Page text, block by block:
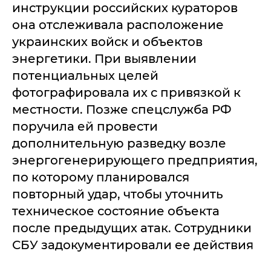
инструкции российских кураторов
она отслеживала расположение
украинских войск и объектов
энергетики. При выявлении
потенциальных целей
фотографировала их с привязкой к
местности. Позже спецслужба РФ
поручила ей провести
дополнительную разведку возле
энергогенерирующего предприятия,
по которому планировался
повторный удар, чтобы уточнить
техническое состояние объекта
после предыдущих атак. Сотрудники
СБУ задокументировали ее действия